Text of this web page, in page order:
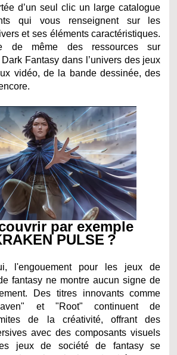
d’un seul clic un large catalogue
qui vous renseignent sur les
et ses éléments caractéristiques.
de même des ressources sur
Dark Fantasy dans l’univers des jeux
vidéo, de la bande dessinée, des
par exemple
PULSE ?
l'engouement pour les jeux de
fantasy ne montre aucun signe de
Des titres innovants comme
et "Root" continuent de
de la créativité, offrant des
avec des composants visuels
jeux de société de fantasy se